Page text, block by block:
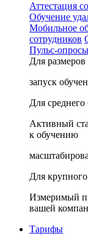
Аттестация
Обучение
Мобильное
сотрудников
Пульс-
Для размеров
запуск
Для среднего
Активный
к обучению
Для крупного
Измеримый
вашей
Тарифы